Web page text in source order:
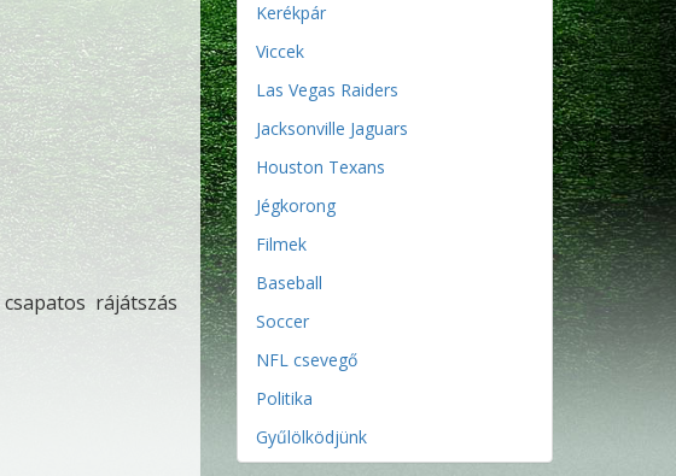
rájátszás
Kerékpár
Viccek
Las Vegas Raiders
Jacksonville Jaguars
Houston Texans
Jégkorong
Filmek
Baseball
Soccer
NFL csevegő
Politika
Gyűlölködjünk